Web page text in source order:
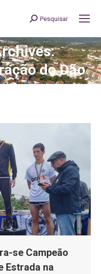
Search:
Pesquisar
do Dão
se Campeão
Estrada na